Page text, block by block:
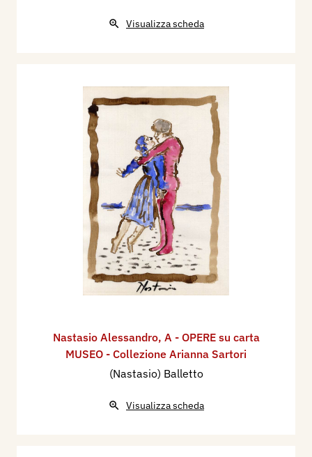
Visualizza scheda
Nastasio Alessandro, A - OPERE su carta
MUSEO - Collezione Arianna Sartori
(Nastasio) Balletto
Visualizza scheda